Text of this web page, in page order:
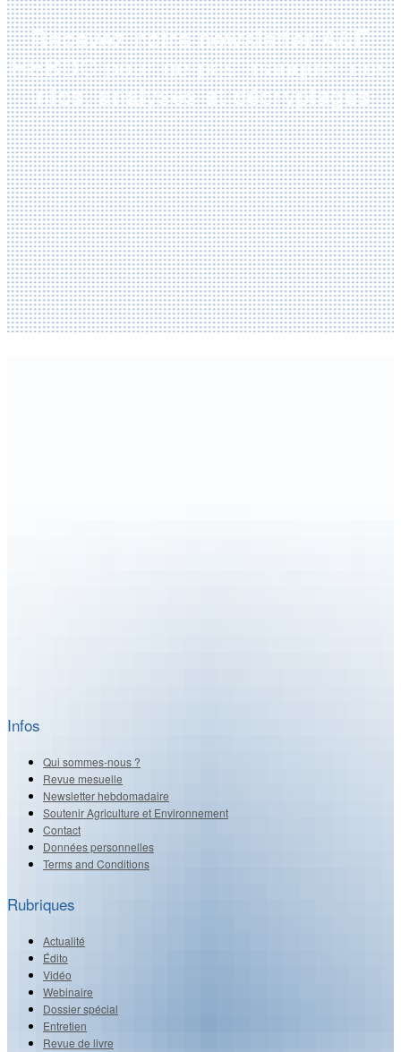
Recevez notre newsletter A&E
HEBDO pour ne pas manquer nos
infos, analyses et décryptages
Infos
Qui sommes-nous ?
Revue mesuelle
Newsletter hebdomadaire
Soutenir Agriculture et Environnement
Contact
Données personnelles
Terms and Conditions
Rubriques
Actualité
Édito
Vidéo
Webinaire
Dossier spécial
Entretien
Revue de livre